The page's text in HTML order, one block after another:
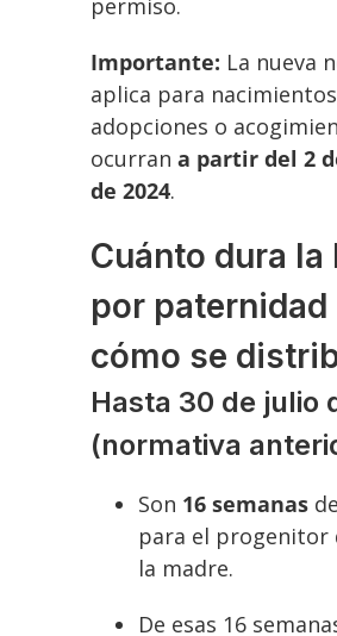
permiso.
Importante: La nueva
aplica para
adopciones o
ocurrana partir del 2
de 2024.
Cuánto dura la
por paternidad
cómo se
Hasta 30 de julio
(normativa
Son 16 semanas
para el progenitor
la madre.
De esas 16